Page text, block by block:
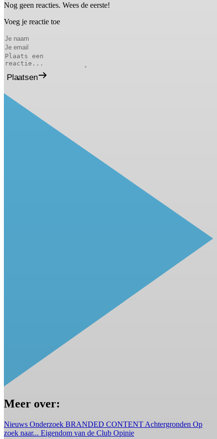
Nog geen reacties. Wees de eerste!
Voeg je reactie toe
Plaatsen
Meer over:
Nieuws Onderzoek BRANDED CONTENT Achtergronden Op
zoek naar... Eigendom van de Club Opinie